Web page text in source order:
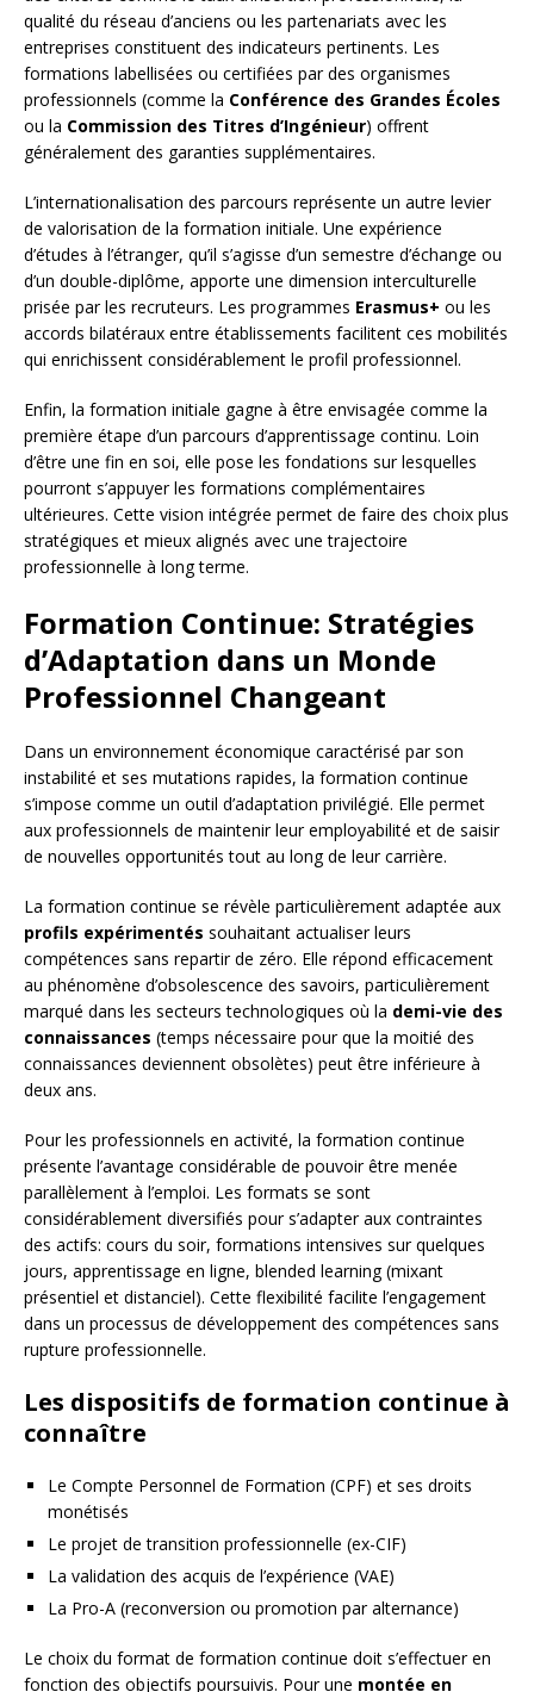
qualité du réseau d’anciens ou les partenariats avec les
entreprises constituent des indicateurs pertinents. Les
formations labellisées ou certifiées par des organismes
professionnels (comme la Conférence des Grandes Écoles
ou la Commission des Titres d’Ingénieur) offrent
généralement des garanties supplémentaires.
L’internationalisation des parcours représente un autre levier
de valorisation de la formation initiale. Une expérience
d’études à l’étranger, qu’il s’agisse d’un semestre d’échange ou
d’un double-diplôme, apporte une dimension interculturelle
prisée par les recruteurs. Les programmes Erasmus+ ou les
accords bilatéraux entre établissements facilitent ces mobilités
qui enrichissent considérablement le profil professionnel.
Enfin, la formation initiale gagne à être envisagée comme la
première étape d’un parcours d’apprentissage continu. Loin
d’être une fin en soi, elle pose les fondations sur lesquelles
pourront s’appuyer les formations complémentaires
ultérieures. Cette vision intégrée permet de faire des choix plus
stratégiques et mieux alignés avec une trajectoire
professionnelle à long terme.
Formation Continue: Stratégies
d’Adaptation dans un Monde
Professionnel Changeant
Dans un environnement économique caractérisé par son
instabilité et ses mutations rapides, la formation continue
s’impose comme un outil d’adaptation privilégié. Elle permet
aux professionnels de maintenir leur employabilité et de saisir
de nouvelles opportunités tout au long de leur carrière.
La formation continue se révèle particulièrement adaptée aux
profils expérimentés souhaitant actualiser leurs
compétences sans repartir de zéro. Elle répond efficacement
au phénomène d’obsolescence des savoirs, particulièrement
marqué dans les secteurs technologiques où la demi-vie des
connaissances (temps nécessaire pour que la moitié des
connaissances deviennent obsolètes) peut être inférieure à
deux ans.
Pour les professionnels en activité, la formation continue
présente l’avantage considérable de pouvoir être menée
parallèlement à l’emploi. Les formats se sont
considérablement diversifiés pour s’adapter aux contraintes
des actifs: cours du soir, formations intensives sur quelques
jours, apprentissage en ligne, blended learning (mixant
présentiel et distanciel). Cette flexibilité facilite l’engagement
dans un processus de développement des compétences sans
rupture professionnelle.
Les dispositifs de formation continue à
connaître
Le Compte Personnel de Formation (CPF) et ses droits
monétisés
Le projet de transition professionnelle (ex-CIF)
La validation des acquis de l’expérience (VAE)
La Pro-A (reconversion ou promotion par alternance)
Le choix du format de formation continue doit s’effectuer en
fonction des objectifs poursuivis. Pour une montée en